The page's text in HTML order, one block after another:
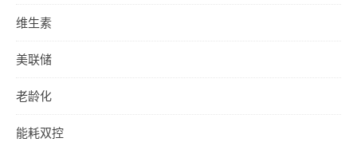
维生素
美联储
老龄化
能耗双控